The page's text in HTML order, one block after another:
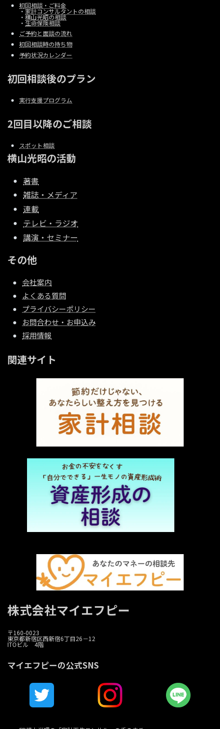
初回相談・ご料金
・家計コンサルタントの相談
・ 横山光昭の相談
・ 生命保険相談
ご予約と面談の流れ
初回相談時の持ち物
予約状況カレンダー
初回相談後のプラン
実行支援プログラム
2回目以降のご相談
スポット相談
横山光昭の活動
著書
雑誌・メディア
連載
テレビ・ラジオ
講演・セミナー
その他
会社案内
よくある質問
プライバシーポリシー
お問合わせ・お申込み
採用情報
関連サイト
株式会社マイエフピー
〒160-0023
東京都新宿区西新宿6丁目26－12
ITOビル 4階
マイエフピーの公式SNS